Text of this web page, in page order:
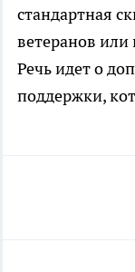
стандартная
ветеранов или
Речь идет о
поддержки,